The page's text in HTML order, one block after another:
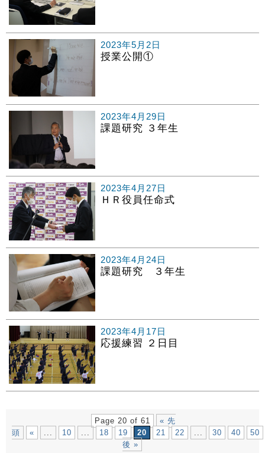
2023年5月2日
授業公開①
2023年4月29日
課題研究 ３年生
2023年4月27日
ＨＲ役員任命式
2023年4月24日
課題研究 ３年生
2023年4月17日
応援練習 ２日目
Page 20 of 61
« 先
頭
« ... 10 ... 18 19 20 21 22 ... 30 40
50
後 »